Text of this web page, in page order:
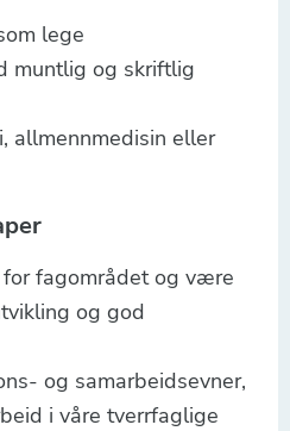
lege
muntlig og skriftlig
allmennmedisin eller
for fagområdet og være
og god
og samarbeidsevner,
i våre tverrfaglige